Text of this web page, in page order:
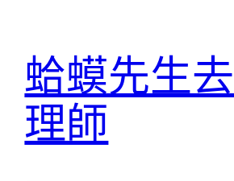
蛤蟆先生
理師